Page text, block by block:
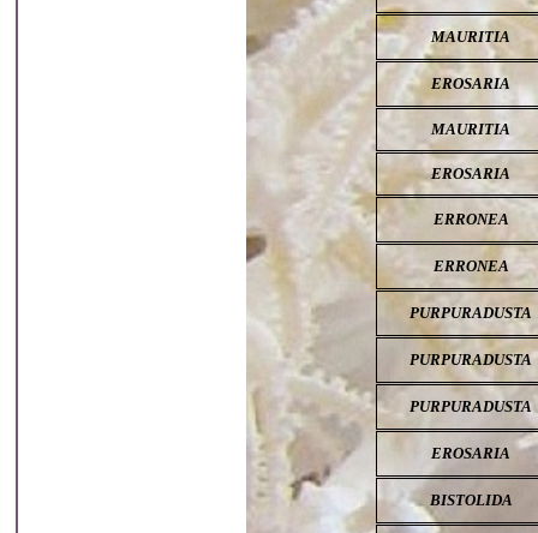
MAURITIA
EROSARIA
MAURITIA
EROSARIA
ERRONEA
ERRONEA
PURPURADUSTA
PURPURADUSTA
PURPURADUSTA
EROSARIA
BISTOLIDA